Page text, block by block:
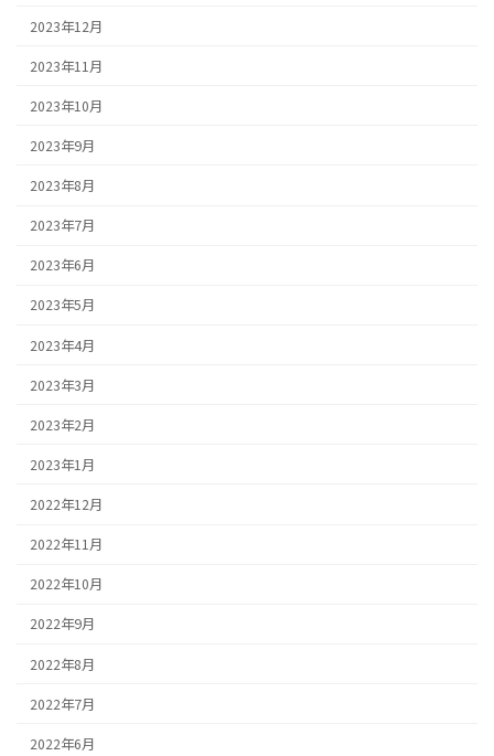
2023年12月
2023年11月
2023年10月
2023年9月
2023年8月
2023年7月
2023年6月
2023年5月
2023年4月
2023年3月
2023年2月
2023年1月
2022年12月
2022年11月
2022年10月
2022年9月
2022年8月
2022年7月
2022年6月